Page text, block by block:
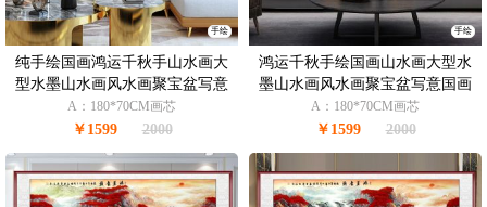
手绘
纯手绘国画鸿运千秋手山水画大
型水墨山水画风水画聚宝盆写意
国画
A：180*70CM画芯
￥1599 2000
手绘
鸿运千秋手绘国画山水画大型水
墨山水画风水画聚宝盆写意国画
A：180*70CM画芯
￥1599 2000